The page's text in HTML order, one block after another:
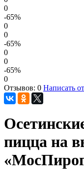
0
-65%
0
0
-65%
0
0
-65%
0
Отзывов: 0 Написать
пицца на